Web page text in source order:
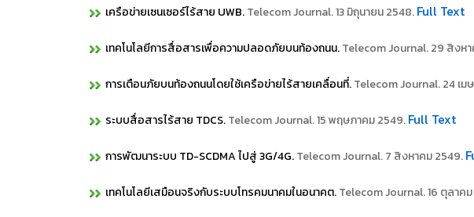
เครือข่ายเซนเซอร์ไร้สาย UWB.Telecom Journal. 13 มิถุนายน 2548.Full Text
เทคโนโลยีการสื่อสารเพื่อความปลอดภัยบนท้องถนน.Telecom Journal. 29 สิงห
การเตือนภัยบนท้องถนนโดยใช้เครือข่ายไร้สายเคลื่อนที่.Telecom Journal. 24 เม
ระบบสื่อสารไร้สาย TDCS.Telecom Journal. 15 พฤษภาคม 2549.Full Text
การพัฒนาระบบ TD-SCDMA ไปสู่ 3G/4G.Telecom Journal. 7 สิงหาคม 2549.
เทคโนโลยีเสมือนจริงกับระบบโทรคมนาคมในอนาคต.Telecom Journal. 16 ตุลาค